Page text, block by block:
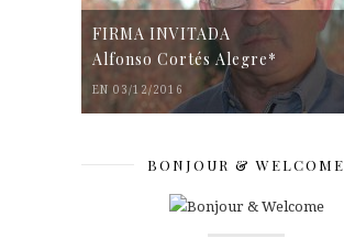
FIRMA INVITADA
Alfonso Cortés Alegre*
EN 03/12/2016
BONJOUR & WELCOME